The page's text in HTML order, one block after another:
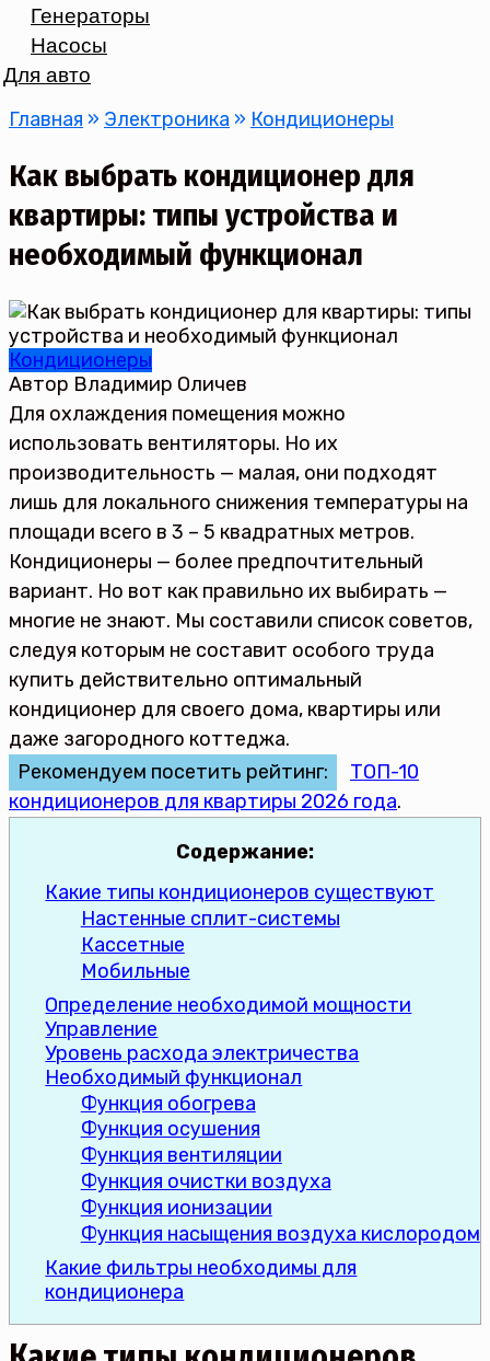
Генераторы
Насосы
Для авто
Главная » Электроника » Кондиционеры
Как выбрать кондиционер для
квартиры: типы устройства и
необходимый функционал
Кондиционеры
Автор Владимир Оличев
Для охлаждения помещения можно
использовать вентиляторы. Но их
производительность — малая, они подходят
лишь для локального снижения температуры на
площади всего в 3 – 5 квадратных метров.
Кондиционеры — более предпочтительный
вариант. Но вот как правильно их выбирать —
многие не знают. Мы составили список советов,
следуя которым не составит особого труда
купить действительно оптимальный
кондиционер для своего дома, квартиры или
даже загородного коттеджа.
Рекомендуем посетить рейтинг:
ТОП-10
кондиционеров для квартиры 2026 года.
Содержание:
Какие типы кондиционеров существуют
Настенные сплит-системы
Кассетные
Мобильные
Определение необходимой мощности
Управление
Уровень расхода электричества
Необходимый функционал
Функция обогрева
Функция осушения
Функция вентиляции
Функция очистки воздуха
Функция ионизации
Функция насыщения воздуха кислородом
Какие фильтры необходимы для
кондиционера